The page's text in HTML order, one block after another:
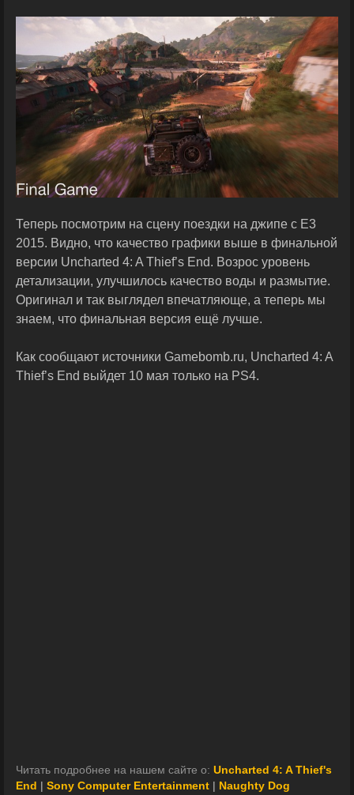
Теперь посмотрим на сцену поездки на джипе с E3
2015. Видно, что качество графики выше в финальной
версии Uncharted 4: A Thief’s End. Возрос уровень
детализации, улучшилось качество воды и размытие.
Оригинал и так выглядел впечатляюще, а теперь мы
знаем, что финальная версия ещё лучше.
Как сообщают источники Gamebomb.ru, Uncharted 4: A
Thief’s End выйдет 10 мая только на PS4.
Читать подробнее на нашем сайте о: Uncharted 4: A Thief's
End | Sony Computer Entertainment | Naughty Dog